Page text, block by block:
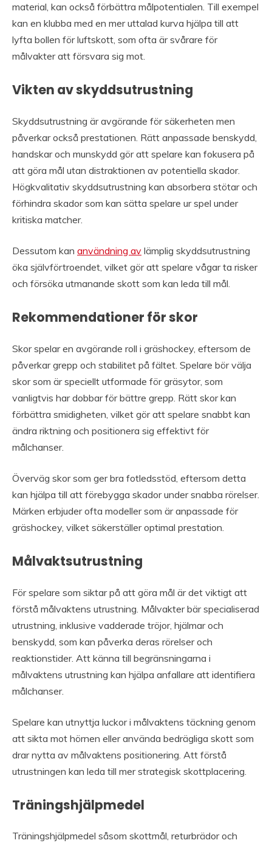
material, kan också förbättra målpotentialen. Till exempel
kan en klubba med en mer uttalad kurva hjälpa till att
lyfta bollen för luftskott, som ofta är svårare för
målvakter att försvara sig mot.
Vikten av skyddsutrustning
Skyddsutrustning är avgörande för säkerheten men
påverkar också prestationen. Rätt anpassade benskydd,
handskar och munskydd gör att spelare kan fokusera på
att göra mål utan distraktionen av potentiella skador.
Högkvalitativ skyddsutrustning kan absorbera stötar och
förhindra skador som kan sätta spelare ur spel under
kritiska matcher.
Dessutom kan användning av lämplig skyddsutrustning
öka självförtroendet, vilket gör att spelare vågar ta risker
och försöka utmanande skott som kan leda till mål.
Rekommendationer för skor
Skor spelar en avgörande roll i gräshockey, eftersom de
påverkar grepp och stabilitet på fältet. Spelare bör välja
skor som är speciellt utformade för gräsytor, som
vanligtvis har dobbar för bättre grepp. Rätt skor kan
förbättra smidigheten, vilket gör att spelare snabbt kan
ändra riktning och positionera sig effektivt för
målchanser.
Överväg skor som ger bra fotledsstöd, eftersom detta
kan hjälpa till att förebygga skador under snabba rörelser.
Märken erbjuder ofta modeller som är anpassade för
gräshockey, vilket säkerställer optimal prestation.
Målvaktsutrustning
För spelare som siktar på att göra mål är det viktigt att
förstå målvaktens utrustning. Målvakter bär specialiserad
utrustning, inklusive vadderade tröjor, hjälmar och
benskydd, som kan påverka deras rörelser och
reaktionstider. Att känna till begränsningarna i
målvaktens utrustning kan hjälpa anfallare att identifiera
målchanser.
Spelare kan utnyttja luckor i målvaktens täckning genom
att sikta mot hörnen eller använda bedrägliga skott som
drar nytta av målvaktens positionering. Att förstå
utrustningen kan leda till mer strategisk skottplacering.
Träningshjälpmedel
Träningshjälpmedel såsom skottmål, returbrädor och